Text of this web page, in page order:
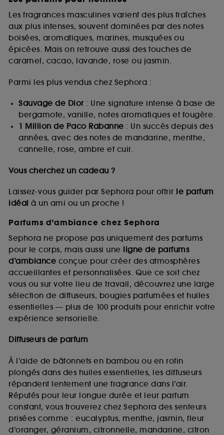
Les fragrances masculines varient des plus fraîches
aux plus intenses, souvent dominées par des notes
boisées, aromatiques, marines, musquées ou
épicées. Mais on retrouve aussi des touches de
caramel, cacao, lavande, rose ou jasmin.
Parmi les plus vendus chez Sephora :
Sauvage de Dior: Une signature intense à base de
bergamote, vanille, notes aromatiques et fougère.
1 Million de Paco Rabanne : Un succès depuis des
années, avec des notes de mandarine, menthe,
cannelle, rose, ambre et cuir.
Vous cherchez un cadeau ?
Laissez-vous guider par Sephora pour offrir le parfum
idéal à un ami ou un proche !
Parfums d’ambiance chez Sephora
Sephora ne propose pas uniquement des parfums
pour le corps, mais aussi une ligne de parfums
d’ambiance conçue pour créer des atmosphères
accueillantes et personnalisées. Que ce soit chez
vous ou sur votre lieu de travail, découvrez une large
sélection de diffuseurs, bougies parfumées et huiles
essentielles — plus de 100 produits pour enrichir votre
expérience sensorielle.
Diffuseurs de parfum
À l’aide de bâtonnets en bambou ou en rotin
plongés dans des huiles essentielles, les diffuseurs
répandent lentement une fragrance dans l’air.
Réputés pour leur longue durée et leur parfum
constant, vous trouverez chez Sephora des senteurs
prisées comme : eucalyptus, menthe, jasmin, fleur
d’oranger, géranium, citronnelle, mandarine, citron